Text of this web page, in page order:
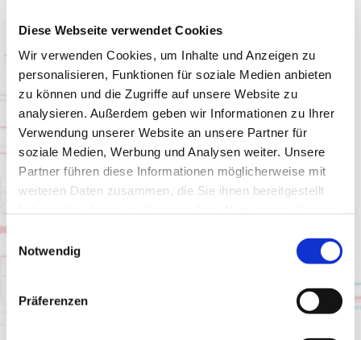
Diese Webseite verwendet Cookies
Wir verwenden Cookies, um Inhalte und Anzeigen zu
personalisieren, Funktionen für soziale Medien anbieten
zu können und die Zugriffe auf unsere Website zu
analysieren. Außerdem geben wir Informationen zu Ihrer
Verwendung unserer Website an unsere Partner für
soziale Medien, Werbung und Analysen weiter. Unsere
Partner führen diese Informationen möglicherweise mit
weiteren Daten zusammen, die Sie ihnen bereitgestellt
Einwilligungsauswahl
Notwendig
Präferenzen
Das Projekt in Zahlen:
4 x Controller / 7 Controller Bösch Lüftungsanlagen
2 x Automationsschwerpunkte
ca. 1500 KNX-Datenpunkte
Deos710/32 EMS-Controller